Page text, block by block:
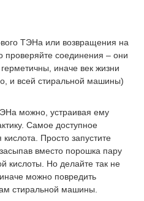
ТЭНа или возвращения на
проверяйте соединения – они
иначе век жизни
и всей стиральной машины)
можно, устраивая ему
Самое доступное
Просто запустите
вместо порошка пару
кислоты. Но делайте так не
можно повредить
стиральной машины.